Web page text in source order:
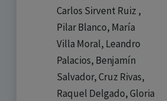
Carlos Sirvent Ruiz ,
Pilar Blanco, María
Villa Moral, Leandro
Palacios, Benjamín
Salvador, Cruz Rivas,
Raquel Delgado, Gloria